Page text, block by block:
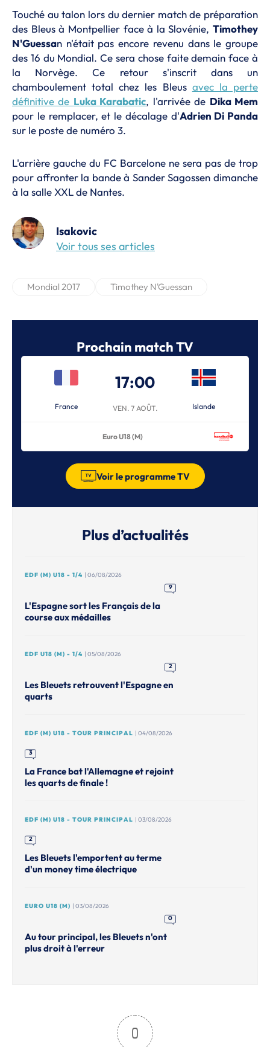
Touché au talon lors du dernier match de préparation
des Bleus à Montpellier face à la Slovénie, Timothey
N'Guessan n'était pas encore revenu dans le groupe
des 16 du Mondial. Ce sera chose faite demain face à
la Norvège. Ce retour s'inscrit dans un
chamboulement total chez les Bleus avec la perte
définitive de Luka Karabatic, l'arrivée de Dika Mem
pour le remplacer, et le décalage d'Adrien Di Panda
sur le poste de numéro 3.
L'arrière gauche du FC Barcelone ne sera pas de trop
pour affronter la bande à Sander Sagossen dimanche
à la salle XXL de Nantes.
Isakovic
Voir tous ses articles
Mondial 2017 Timothey N'Guessan
Prochain match TV
France
17:00
VEN. 7 AOÛT. Islande
Euro U18 (M)
Voir le programme TV
Plus d’actualités
EDF (M) U18 - 1/4 | 06/08/2026
9
L'Espagne sort les Français de la
course aux médailles
EDF U18 (M) - 1/4 | 05/08/2026
2
Les Bleuets retrouvent l'Espagne en
quarts
EDF (M) U18 - TOUR PRINCIPAL | 04/08/2026
3
La France bat l'Allemagne et rejoint
les quarts de finale !
EDF (M) U18 - TOUR PRINCIPAL | 03/08/2026
2
Les Bleuets l'emportent au terme
d'un money time électrique
EURO U18 (M) | 03/08/2026
0
Au tour principal, les Bleuets n'ont
plus droit à l'erreur
0